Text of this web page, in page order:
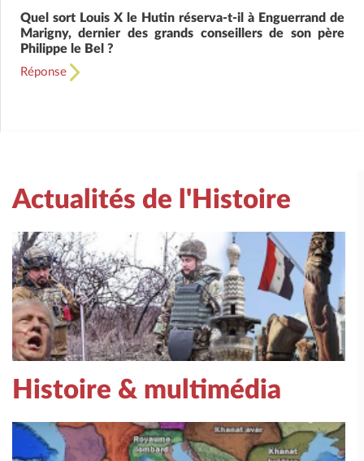
Quel sort Louis X le Hutin réserva-t-il à Enguerrand de
Marigny, dernier des grands conseillers de son père
Philippe le Bel ?
Réponse
Actualités de l'Histoire
Histoire & multimédia